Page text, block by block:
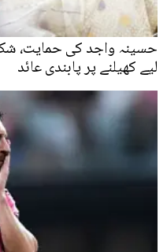
حسینہ واجد کی حمایت،
لیے کھیلنے پر پابندی عائد